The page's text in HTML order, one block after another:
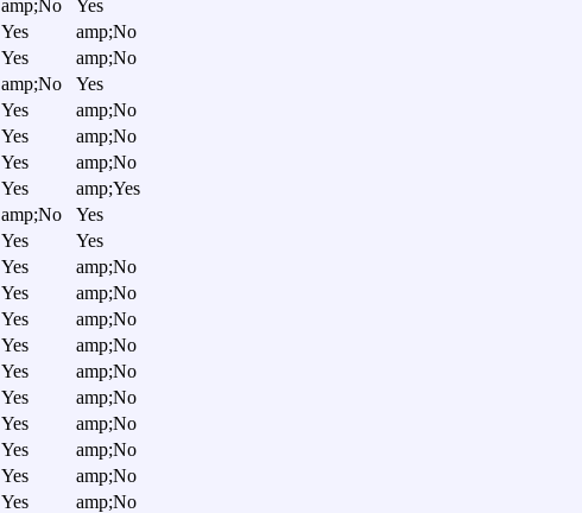
amp;No
Yes
Yes
amp;No
Yes
amp;No
amp;No
Yes
Yes
amp;No
Yes
amp;No
Yes
amp;No
Yes
amp;Yes
amp;No
Yes
Yes
Yes
Yes
amp;No
Yes
amp;No
Yes
amp;No
Yes
amp;No
Yes
amp;No
Yes
amp;No
Yes
amp;No
Yes
amp;No
Yes
amp;No
Yes
amp;No